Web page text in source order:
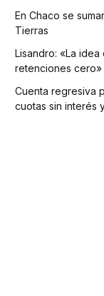
En Chaco se
Tierras
Lisandro: «La
retenciones cero»
Cuenta regresiva
cuotas sin interés